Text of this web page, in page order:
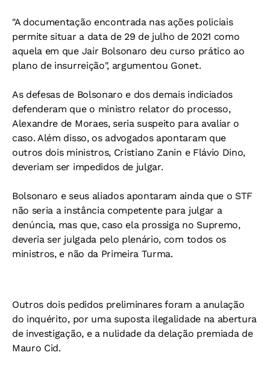
"A documentação encontrada nas ações policiais
permite situar a data de 29 de julho de 2021 como
aquela em que Jair Bolsonaro deu curso prático ao
plano de insurreição", argumentou Gonet.
As defesas de Bolsonaro e dos demais indiciados
defenderam que o ministro relator do processo,
Alexandre de Moraes, seria suspeito para avaliar o
caso. Além disso, os advogados apontaram que
outros dois ministros, Cristiano Zanin e Flávio Dino,
deveriam ser impedidos de julgar.
Bolsonaro e seus aliados apontaram ainda que o STF
não seria a instância competente para julgar a
denúncia, mas que, caso ela prossiga no Supremo,
deveria ser julgada pelo plenário, com todos os
ministros, e não da Primeira Turma.
Outros dois pedidos preliminares foram a anulação
do inquérito, por uma suposta ilegalidade na abertura
de investigação, e a nulidade da delação premiada de
Mauro Cid.